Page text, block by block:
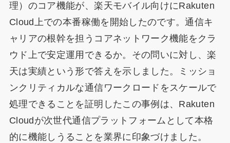
理）のコア機能が、楽天モバイル向けにRakuten
Cloud上での本番稼働を開始したのです。通信キ
ャリアの根幹を担うコアネットワーク機能をクラ
ウド上で安定運用できるか。その問いに対し、楽
天は実績という形で答えを示しました。ミッショ
ンクリティカルな通信ワークロードをスケールで
処理できることを証明したこの事例は、Rakuten
Cloudが次世代通信プラットフォームとして本格
的に機能しうることを業界に印象づけました。